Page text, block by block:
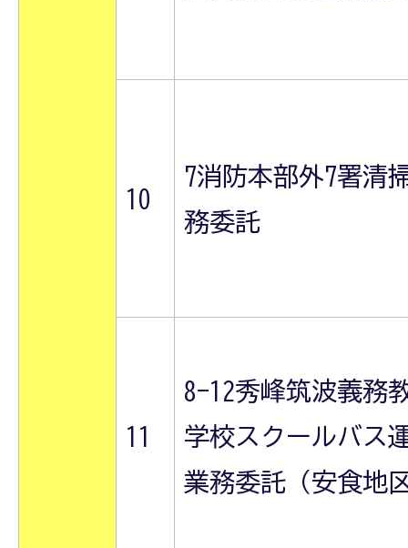
10
7消防本部外7署清
務委託
11
8-12秀峰筑波義務
学校スクールバス
業務委託（安食地